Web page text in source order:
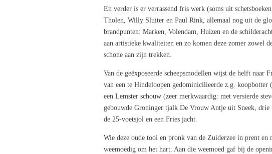
En verder is er verrassend fris werk (soms uit
Tholen, Willy Sluiter en Paul Rink, allemaal nog uit de
brandpunten: Marken, Volendam, Huizen en de
aan artistieke kwaliteiten en zo komen deze zomer zowel
schone aan zijn trekken.
Van de geëxposeerde scheepsmodellen wijst de helft naar
van een te Hindeloopen gedominicilieerde z.g. koopbotter
een Lemster schouw (zeer merkwaardig: met versierde
gebouwde Groninger tjalk De Vrouw Antje uit Sneek,
de 25-voetsjol en een Fries jacht.
Wie deze oude tooi en pronk van de Zuiderzee in prent
weemoedig om het hart. Aan die weemoed gaf bij de